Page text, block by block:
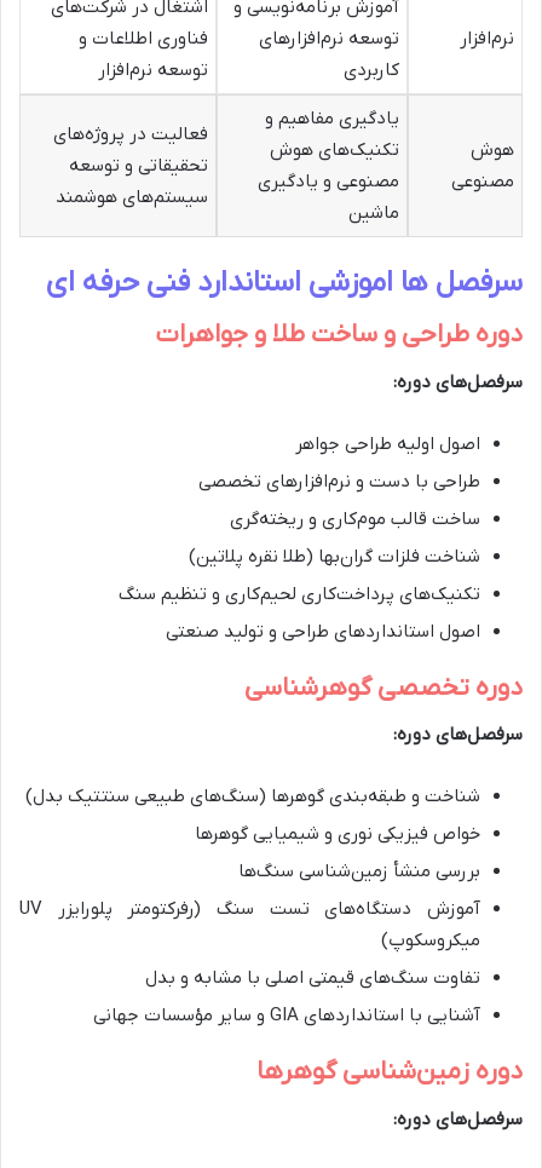
نرم‌افزار
آموزش برنامه‌نویسی و
توسعه نرم‌افزارهای
کاربردی
اشتغال در شرکت‌های
فناوری اطلاعات و
توسعه نرم‌افزار
هوش
مصنوعی
یادگیری مفاهیم و
تکنیک‌های هوش
مصنوعی و یادگیری
ماشین
فعالیت در پروژه‌های
تحقیقاتی و توسعه
سیستم‌های هوشمند
سرفصل ها اموزشی استاندارد فنی حرفه ای
دوره طراحی و ساخت طلا و جواهرات
سرفصل‌های دوره:
اصول اولیه طراحی جواهر
طراحی با دست و نرم‌افزارهای تخصصی
ساخت قالب موم‌کاری و ریخته‌گری
شناخت فلزات گران‌بها (طلا نقره پلاتین)
تکنیک‌های پرداخت‌کاری لحیم‌کاری و تنظیم سنگ
اصول استانداردهای طراحی و تولید صنعتی
دوره تخصصی گوهرشناسی
سرفصل‌های دوره:
شناخت و طبقه‌بندی گوهرها (سنگ‌های طبیعی سنتتیک بدل)
خواص فیزیکی نوری و شیمیایی گوهرها
بررسی منشأ زمین‌شناسی سنگ‌ها
آموزش دستگاه‌های تست سنگ (رفرکتومتر پلورایزر UV
میکروسکوپ)
تفاوت سنگ‌های قیمتی اصلی با مشابه و بدل
آشنایی با استانداردهای GIA و سایر مؤسسات جهانی
دوره زمین‌شناسی گوهرها
سرفصل‌های دوره: